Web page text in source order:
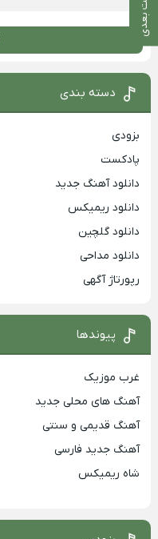
پست بعدی
دسته بندی
بزودی
پادکست
دانلود آهنگ جدید
دانلود ریمیکس
دانلود گلچین
دانلود مداحی
رپورتاژ آگهی
پیوندها
غرب موزیک
آهنگ های محلی جدید
آهنگ قدیمی و سنتی
آهنگ جدید فارسی
شاه ریمیکس